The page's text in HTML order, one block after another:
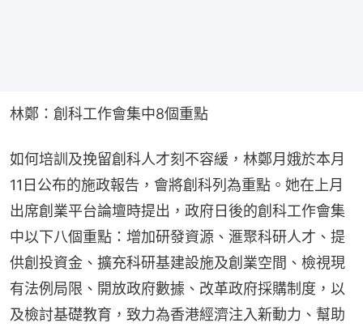
林鄭：創科工作會集中8個重點
如何培訓及挽留創科人才刻不容緩，林鄭月娥於本月
11日公布的施政報告，會將創科列為重點。她在上月
出席創業平台論壇時提出，政府日後的創科工作會集
中以下八個重點：增加研發資源、滙聚科研人才、提
供創投資金、擴充科研基建設施及創業空間、檢視現
有法例局限、開放政府數據、改革政府採購制度，以
及檢討基礎教育，致力為香港經濟注入新動力、幫助